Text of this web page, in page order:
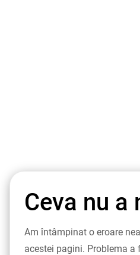
Ceva nu a
Am întâmpinat o eroare
acestei pagini. Problema a